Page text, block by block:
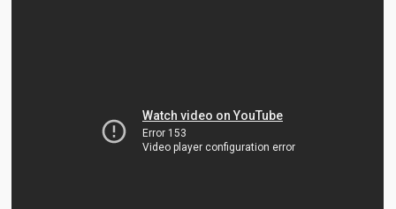
¡¡¡Miserable traidor, mira a tu pueblo!!! (Despicable traitor, look